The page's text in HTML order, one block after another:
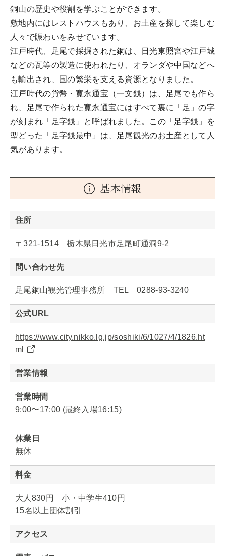
銅山の歴史や役割を学ぶことができます。
敷地内にはレストハウスもあり、お土産を探して楽しむ
人々で賑わいをみせています。
江戸時代、足尾で採掘された銅は、日光東照宮や江戸城
などの瓦等の製造に使われたり、オランダや中国などへ
も輸出され、国の繁栄を支える資源となりました。
江戸時代の貨幣・寛永通宝（一文銭）は、足尾でも作ら
れ、足尾で作られた寛永通宝にはすべて裏に「足」の字
が刻まれ「足字銭」と呼ばれました。この「足字銭」を
型どった「足字銭最中」は、足尾観光のお土産として人
気があります。
基本情報
住所
〒321-1514 栃木県日光市足尾町通洞9-2
問い合わせ先
足尾銅山観光管理事務所 TEL 0288-93-3240
公式URL
https://www.city.nikko.lg.jp/soshiki/6/1027/4/1826.ht
ml
営業情報
営業時間
9:00〜17:00 (最終入場16:15)
休業日
無休
料金
大人830円 小・中学生410円
15名以上団体割引
アクセス